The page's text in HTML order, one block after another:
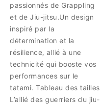
passionnés de Grappling
et de Jiu-jitsu.Un design
inspiré par la
détermination et la
résilience, allié à une
technicité qui booste vos
performances sur le
tatami. Tableau des tailles
L’allié des guerriers du jiu-